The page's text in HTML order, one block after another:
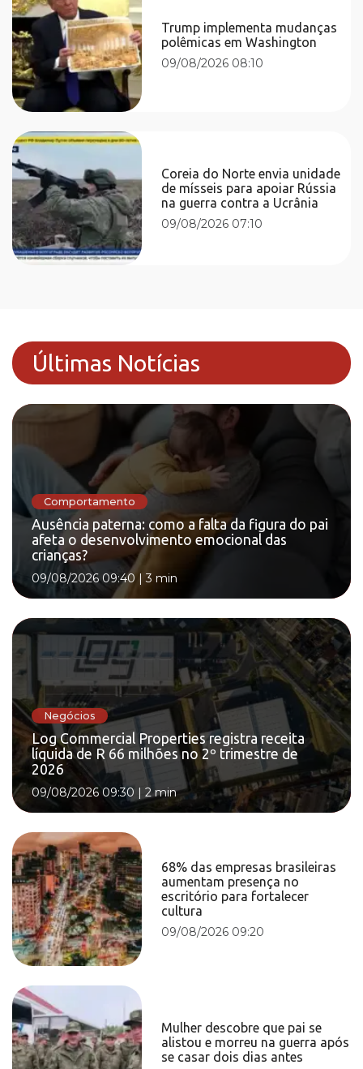
Trump implementa mudanças
polêmicas em Washington
09/08/2026 08:10
Coreia do Norte envia unidade
de mísseis para apoiar Rússia
na guerra contra a Ucrânia
09/08/2026 07:10
Últimas Notícias
Comportamento
Ausência paterna: como a falta da figura do pai
afeta o desenvolvimento emocional das
crianças?
09/08/2026 09:40 |3 min
Negócios
Log Commercial Properties registra receita
líquida de R 66 milhões no 2º trimestre de
2026
09/08/2026 09:30 | 2 min
68% das empresas brasileiras
aumentam presença no
escritório para fortalecer
cultura
09/08/2026 09:20
Mulher descobre que pai se
alistou e morreu na guerra após
se casar dois dias antes